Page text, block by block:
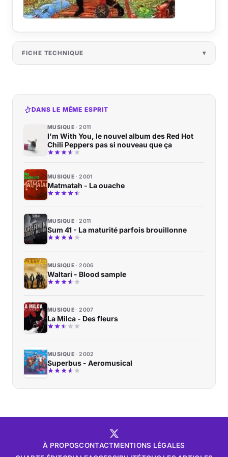
FICHE TECHNIQUE
DANS LE MÊME ESPRIT
MUSIQUE 2011
I'm With You, le nouvel album des Red Hot
Chili Peppers pas si nouveau que ça
MUSIQUE 2001
Matmatah - La ouache
MUSIQUE 2011
Sum 41 - La maturité parfois brouillonne
MUSIQUE 2006
Waltari - Blood sample
MUSIQUE 2007
La Milca - Des fleurs
MUSIQUE 2002
Superbus - Aeromusical
À PROPOSCONTACTMENTIONS LÉGALES